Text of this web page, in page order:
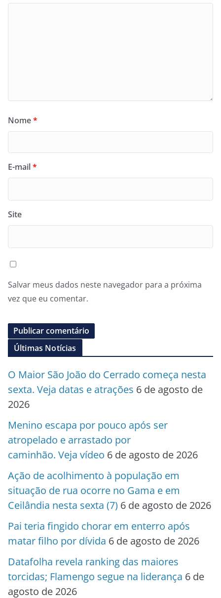
Nome*
E-mail*
Site
Salvar meus dados neste navegador para a próxima
vez que eu comentar.
Últimas Notícias
O Maior São João do Cerrado começa nesta
sexta. Veja datas e atrações 6 de agosto de
2026
Menino escapa por pouco após ser
atropelado e arrastado por
caminhão. Veja vídeo 6 de agosto de 2026
Ação de acolhimento à população em
situação de rua ocorre no Gama e em
Ceilândia nesta sexta (7) 6 de agosto de 2026
Pai teria fingido chorar em enterro após
matar filho por dívida 6 de agosto de 2026
Datafolha revela ranking das maiores
torcidas; Flamengo segue na liderança 6 de
agosto de 2026